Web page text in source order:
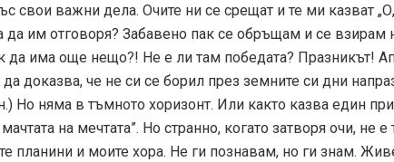
свои важни дела. Очите ни се срещат и те ми казват
да им отговоря? Забавено пак се обръщам и се взирам
да има още нещо?! Не е ли там победата? Празникът!
доказва, че не си се борил през земните си дни
Но няма в тъмното хоризонт. Или както казва един
на мечтата”. Но странно, когато затворя очи, не е
планини и моите хора. Не ги познавам, но ги знам.